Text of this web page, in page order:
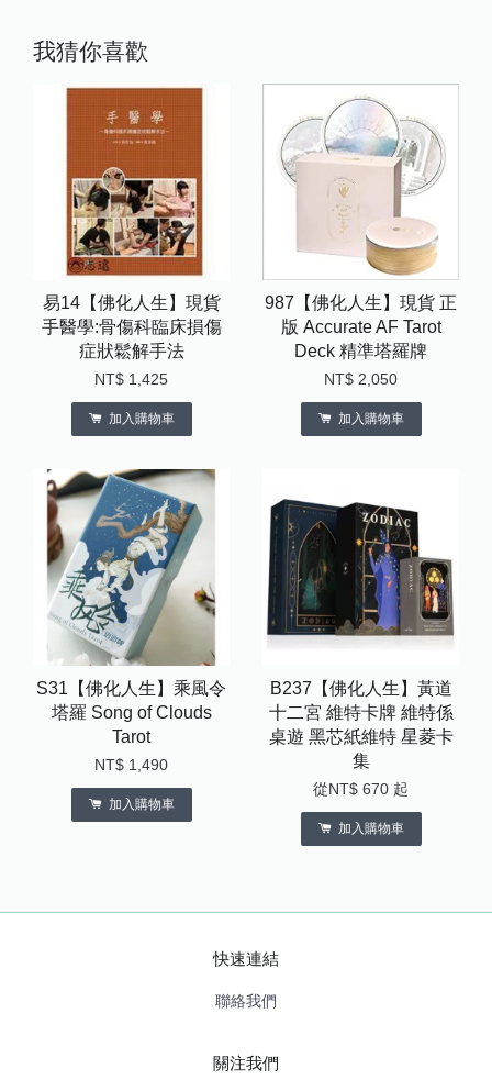
我猜你喜歡
易14【佛化人生】現貨
手醫學:骨傷科臨床損傷
症狀鬆解手法
NT$ 1,425
加入購物車
987【佛化人生】現貨 正
版 Accurate AF Tarot
Deck 精準塔羅牌
NT$ 2,050
加入購物車
S31【佛化人生】乘風令
塔羅 Song of Clouds
Tarot
NT$ 1,490
加入購物車
B237【佛化人生】黃道
十二宮 維特卡牌 維特係
桌遊 黑芯紙維特 星菱卡
集
從NT$ 670 起
加入購物車
快速連結
聯絡我們
關注我們